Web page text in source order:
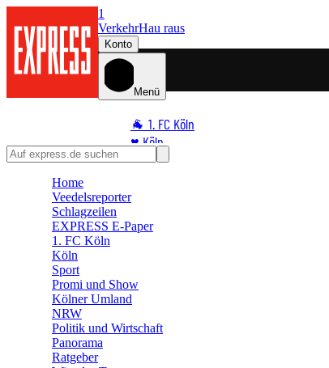
1
VerkehrHau raus
Konto
Menü
🐐 1. FC Köln
♥️ Köln
⭐ Promi
🛒 Shoppingwelt
🧩 Spiele
Home
Veedelsreporter
Schlagzeilen
EXPRESS E-Paper
1. FC Köln
Köln
Sport
Promi und Show
Kölner Umland
NRW
Politik und Wirtschaft
Panorama
Ratgeber